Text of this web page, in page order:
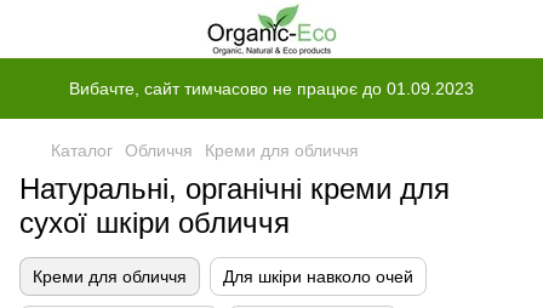
Вибачте, сайт тимчасово не працює до 01.09.2023
Каталог Обличчя Креми для обличчя
Натуральні, органічні креми для
сухої шкіри обличчя
Креми для обличчя Для шкіри навколо очей